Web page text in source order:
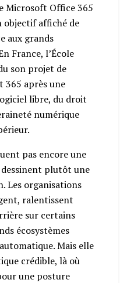
Microsoft Office 365
objectif affiché de
aux grands
France, l’École
son projet de
365 après une
libre, du droit
numérique
pas encore une
plutôt une
Les organisations
ralentissent
sur certains
écosystèmes
Mais elle
crédible, là où
une posture